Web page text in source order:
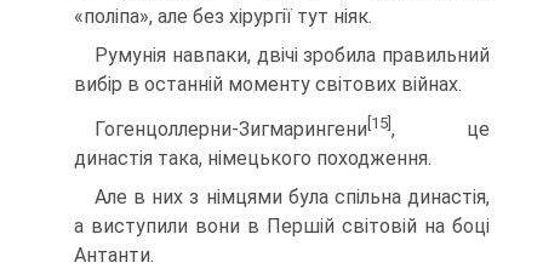
«поліпа», але без хірургії тут ніяк.
Румунія навпаки, двічі зробила правильний
вибір в останній моменту світових війнах.
Гогенцоллерни-Зигмарингени [15] , це
династія така, ні­мецького походження.
Але в них з німцями була спільна династія,
а виступили вони в Першій світовій на боці
Антанти.